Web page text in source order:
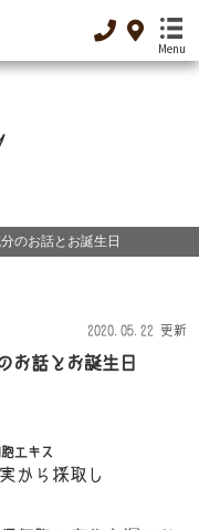
Menu
のお話とお誕生日
2020.05.22 更新
お話とお誕生日
エキス
から採取し